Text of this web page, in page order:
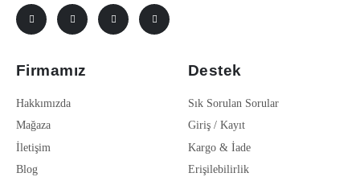
Firmamız
Hakkımızda
Mağaza
İletişim
Blog
Destek
Sık Sorulan Sorular
Giriş / Kayıt
Kargo & İade
Erişilebilirlik